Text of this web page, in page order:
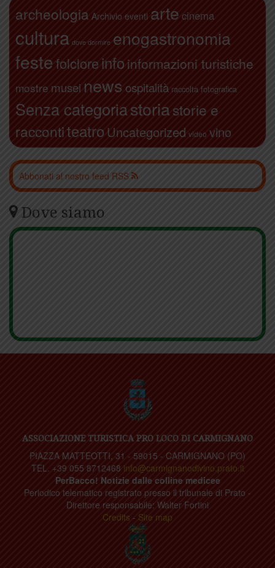
archeologia Archivio eventi arte cinema
cultura dove dormire enogastronomia
festefolcloreinfo informazioni turistiche
mostre musei news ospitalità raccolta fotografica
Senza categoriastoriastorie e
raccontiteatro Uncategorized video vino
Abbonati al nostro feed RSS
Dove siamo
ASSOCIAZIONE TURISTICA PRO LOCO DI CARMIGNANO
PIAZZA MATTEOTTI, 31 - 59015 - CARMIGNANO (PO)
TEL. +39 055 8712468 info@carmignanodivino.prato.it
PerBacco! Notizie dalle colline medicee
Periodico telematico registrato presso il tribunale di Prato -
Direttore responsabile: Walter Fortini
Credits - Site map